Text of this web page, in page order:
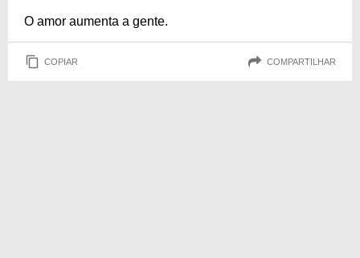
O amor aumenta a gente.
COPIAR COMPARTILHAR